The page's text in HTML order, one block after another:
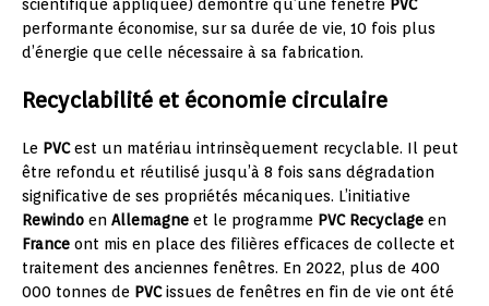
scientifique appliquée) démontre qu’une fenêtre PVC
performante économise, sur sa durée de vie, 10 fois plus
d’énergie que celle nécessaire à sa fabrication.
Recyclabilité et économie circulaire
Le PVCest un matériau intrinsèquement recyclable. Il peut
être refondu et réutilisé jusqu’à 8 fois sans dégradation
significative de ses propriétés mécaniques. L’initiative
Rewindo en Allemagne et le programme PVC Recyclage en
France ont mis en place des filières efficaces de collecte et
traitement des anciennes fenêtres. En 2022, plus de 400
000 tonnes de PVCissues de fenêtres en fin de vie ont été